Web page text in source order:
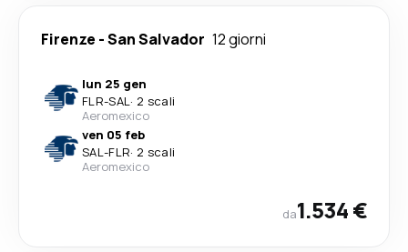
Firenze -San Salvador 12 giorni
lun 25 gen
FLR-SAL· 2 scali
Aeromexico
ven 05 feb
SAL-FLR· 2 scali
Aeromexico
da1.534 €